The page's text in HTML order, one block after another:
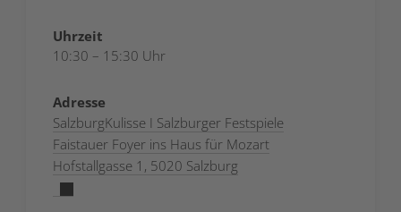
Uhrzeit
10:30 – 15:30 Uhr
Adresse
SalzburgKulisse I Salzburger Festspiele
Faistauer Foyer ins Haus für Mozart
Hofstallgasse 1, 5020 Salzburg